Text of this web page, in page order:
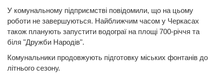
У комунальному підприємстві повідомили, що на цьому
роботи не завершуються. Найближчим часом у Черкасах
також планують запустити водограї на площі 700-річчя та
біля "Дружби Народів".
Комунальники продовжують підготовку міських фонтанів до
літнього сезону.